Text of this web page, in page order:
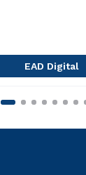
EAD Digital